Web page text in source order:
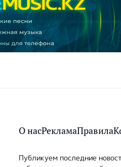
О насРекламаПравила
Публикуем последние